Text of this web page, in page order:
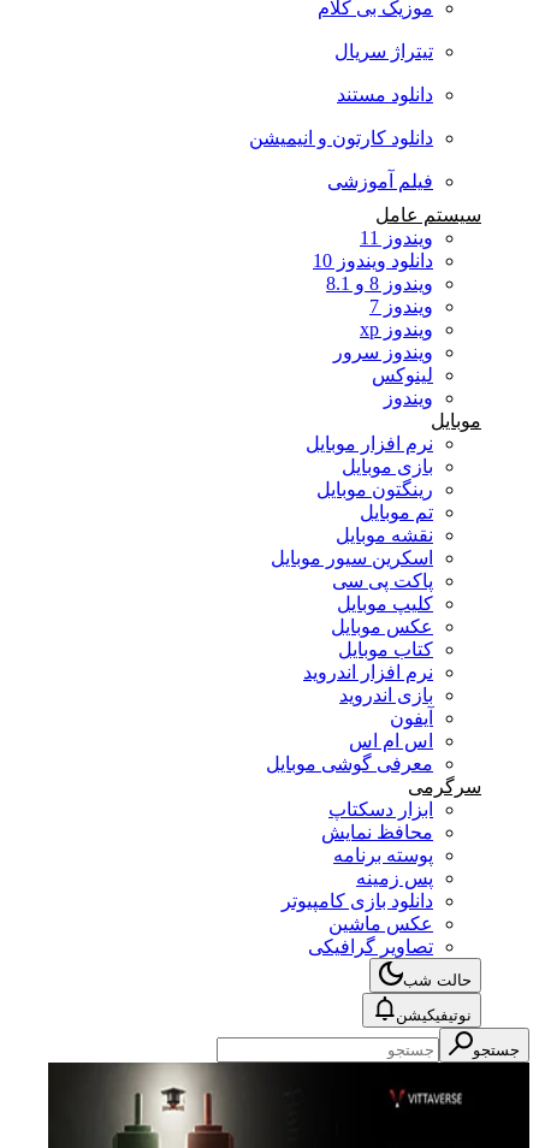
موزیک بی کلام
تیتراژ سریال
دانلود مستند
دانلود کارتون و انیمیشن
فیلم آموزشی
سیستم عامل
ویندوز 11
دانلود ویندوز 10
ویندوز 8 و 8.1
ویندوز 7
ویندوز xp
ویندوز سرور
لینوکس
ویندوز
موبایل
نرم افزار موبایل
بازی موبایل
رینگتون موبایل
تم موبایل
نقشه موبایل
اسکرین سیور موبایل
پاکت پی سی
کلیپ موبایل
عکس موبایل
کتاب موبایل
نرم افزار اندروید
بازی اندروید
آیفون
اس ام اس
معرفی گوشی موبایل
سرگرمی
ابزار دسکتاپ
محافظ نمایش
پوسته برنامه
پس زمینه
دانلود بازی کامپیوتر
عکس ماشین
تصاویر گرافیکی
حالت شب
نوتیفیکیشن
جستجو